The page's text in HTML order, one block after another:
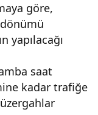
göre,
dönümü
yapılacağı
saat
kadar trafiğe